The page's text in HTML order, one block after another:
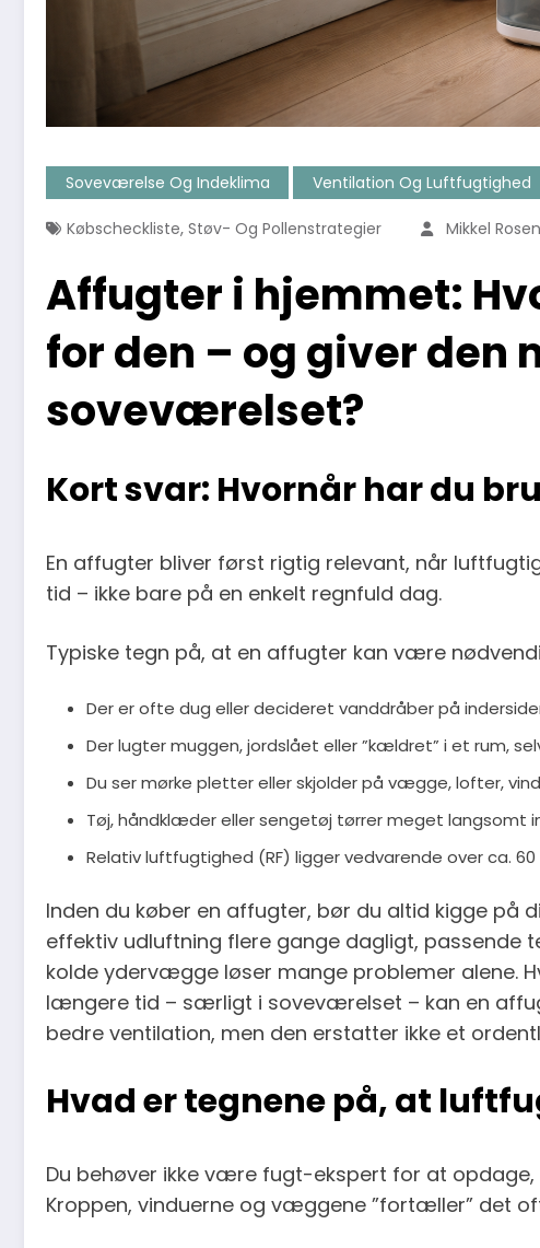
Soveværelse Og Indeklima Ventilation Og Luftfugtighed
Købscheckliste, Støv- Og Pollenstrategier Mikkel
Affugter i hjemmet:
for den – og giver den
soveværelset?
Kort svar: Hvornår har du
En affugter bliver først rigtig relevant, når
tid – ikke bare på en enkelt regnfuld dag.
Typiske tegn på, at en affugter kan være
Der er ofte dug eller decideret vanddråber på
Der lugter muggen, jordslået eller ”kældret” i et rum,
Du ser mørke pletter eller skjolder på vægge, lofter,
Tøj, håndklæder eller sengetøj tørrer meget langsomt
Relativ luftfugtighed (RF) ligger vedvarende over ca.
Inden du køber en affugter, bør du altid kigge på
effektiv udluftning flere gange dagligt, passende
kolde ydervægge løser mange problemer alene.
længere tid – særligt i soveværelset – kan en
bedre ventilation, men den erstatter ikke et
Hvad er tegnene på, at
Du behøver ikke være fugt-ekspert for at
Kroppen, vinduerne og væggene ”fortæller” det